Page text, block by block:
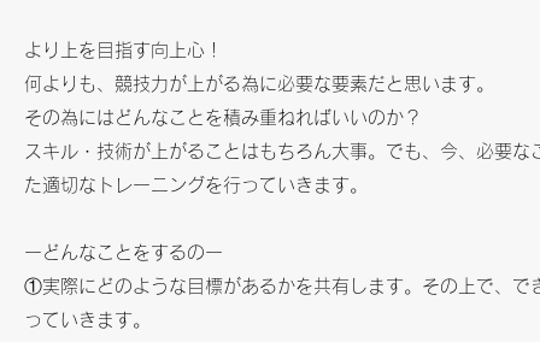
より上を目指す向上心！
何よりも、競技力が上がる為に必要な要素だと思います。
その為にはどんなことを積み重ねればいいのか？
スキル・技術が上がることはもちろん大事。でも、今、必要
た適切なトレーニングを行っていきます。
ーどんなことをするのー
①実際にどのような目標があるかを共有します。その上で、
っていきます。